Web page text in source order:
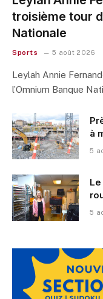
troisième tour
Nationale
Sports 5 août 2026
Leylah Annie
l’Omnium Banque
à
5
5